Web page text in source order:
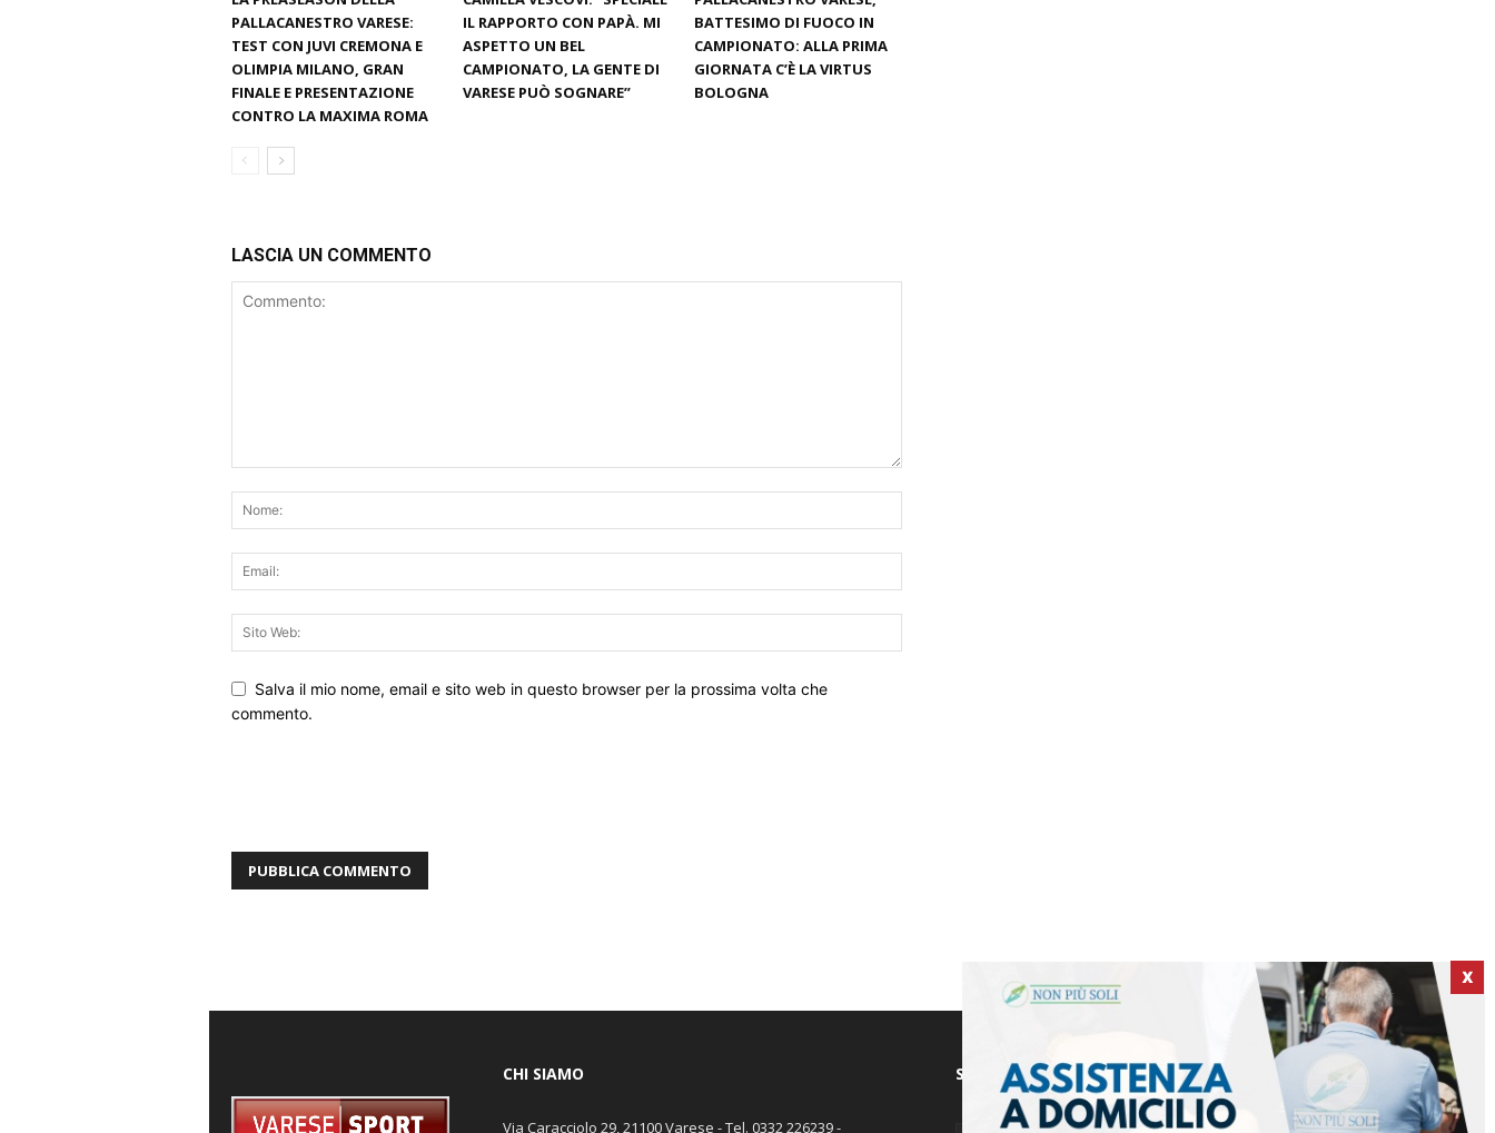
PALLACANESTRO VARESE:
TEST CON JUVI CREMONA E
OLIMPIA MILANO, GRAN
FINALE E PRESENTAZIONE
CONTRO LA MAXIMA ROMA
IL RAPPORTO CON PAPÀ. MI
ASPETTO UN BEL
CAMPIONATO, LA GENTE DI
VARESE PUÒ SOGNARE”
BATTESIMO DI FUOCO IN
CAMPIONATO: ALLA PRIMA
GIORNATA C’È LA VIRTUS
BOLOGNA
LASCIA UN COMMENTO
Salva il mio nome, email e sito web in questo browser per la prossima volta che
commento.
X
CHI SIAMO
Via Caracciolo 29, 21100 Varese - Tel. 0332 226239 -
SEGUICI